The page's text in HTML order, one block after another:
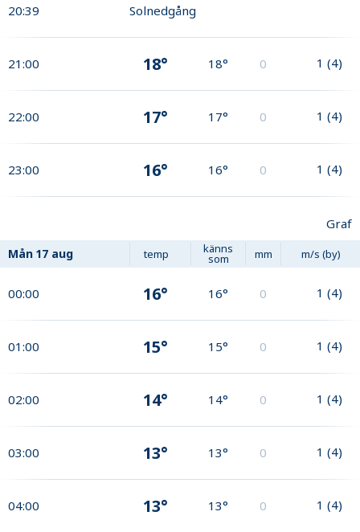
20:39 Solnedgång
21:00 18° 18° 0 1 (4)
22:00 17° 17° 0 1 (4)
23:00 16° 16° 0 1 (4)
Graf
Mån 17 aug temp känns
som mm m/s (by)
00:00 16° 16° 0 1 (4)
01:00 15° 15° 0 1 (4)
02:00 14° 14° 0 1 (4)
03:00 13° 13° 0 1 (4)
04:00 13° 13° 0 1 (4)